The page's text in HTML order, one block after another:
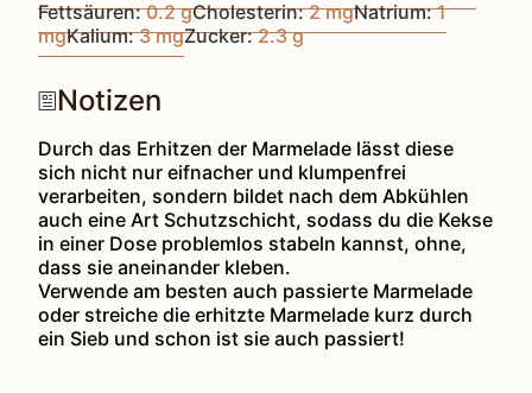
Fettsäuren:0.2 gCholesterin:2 mgNatrium:1
mgKalium:3 mgZucker:2.3 g
Notizen
Durch das Erhitzen der Marmelade lässt diese
sich nicht nur eifnacher und klumpenfrei
verarbeiten, sondern bildet nach dem Abkühlen
auch eine Art Schutzschicht, sodass du die Kekse
in einer Dose problemlos stabeln kannst, ohne,
dass sie aneinander kleben.
Verwende am besten auch passierte Marmelade
oder streiche die erhitzte Marmelade kurz durch
ein Sieb und schon ist sie auch passiert!